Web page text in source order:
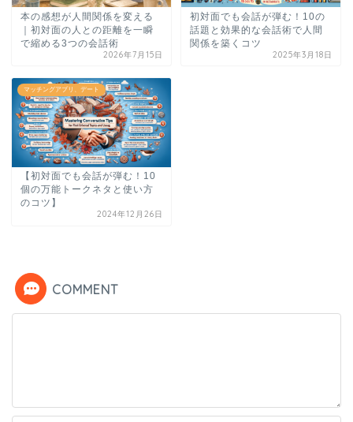
本の感想が人間関係を変える
｜初対面の人との距離を一瞬
で縮める3つの会話術
2026年7月15日
初対面でも会話が弾む！10の
話題と効果的な会話術で人間
関係を築くコツ
2025年3月18日
マッチングアプリ、デート
【初対面でも会話が弾む！10
個の万能トークネタと使い方
のコツ】
2024年12月26日
COMMENT